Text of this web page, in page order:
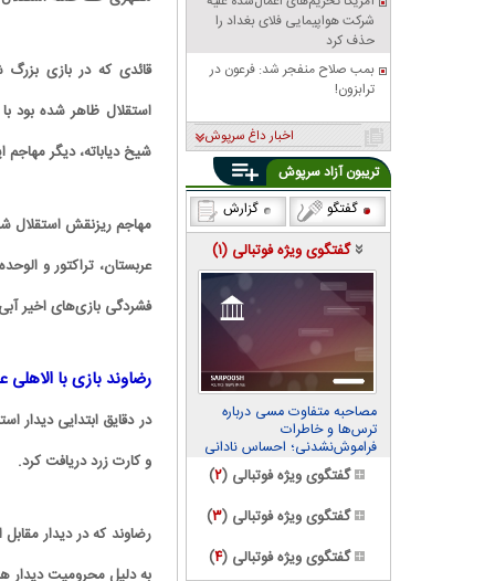
قائدی که در بازی
استقلال ظاهر شده
شیخ دیاباته، دیگر مهاجم
مهاجم ریزنقش استقلال
عربستان، تراکتور و
فشردگی بازی‌های اخیر
رضاوند بازی با
در دقایق ابتدایی دیدار
و کارت زرد دریافت کرد.
رضاوند که در دیدار
به دلیل محرومیت دیدار
شرکت هواپیمایی فلای بغداد را
حذف کرد
بمب صلاح منفجر شد: فرعون در
ترابزون!
اخبار داغ سرپوش
تریبون آزاد سرپوش
گفتگو
گزارش
گفتگوی ویژه فوتبالی (۱)
مصاحبه متفاوت مسی درباره
ترس‌ها و خاطرات
فراموش‌نشدنی؛ احساس نادانی
می‌کنمگفتگوی ویژه فوتبالی (۲)
گفتگوی ویژه فوتبالی (۳)
گفتگوی ویژه فوتبالی (۴)